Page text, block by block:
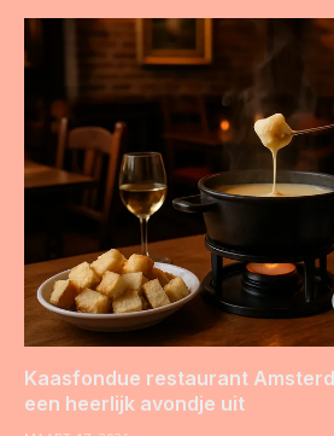
Kaasfondue restaurant
een heerlijk avondje uit